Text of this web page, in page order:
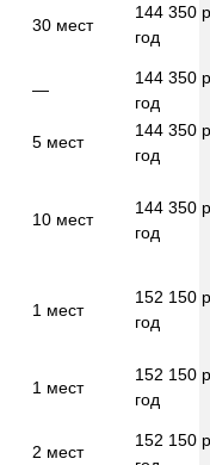
30 мест
144 350
год
—
144 350
год
5 мест
144 350
год
10 мест
144 350
год
1 мест
152 150
год
1 мест
152 150
год
2 мест
152 150